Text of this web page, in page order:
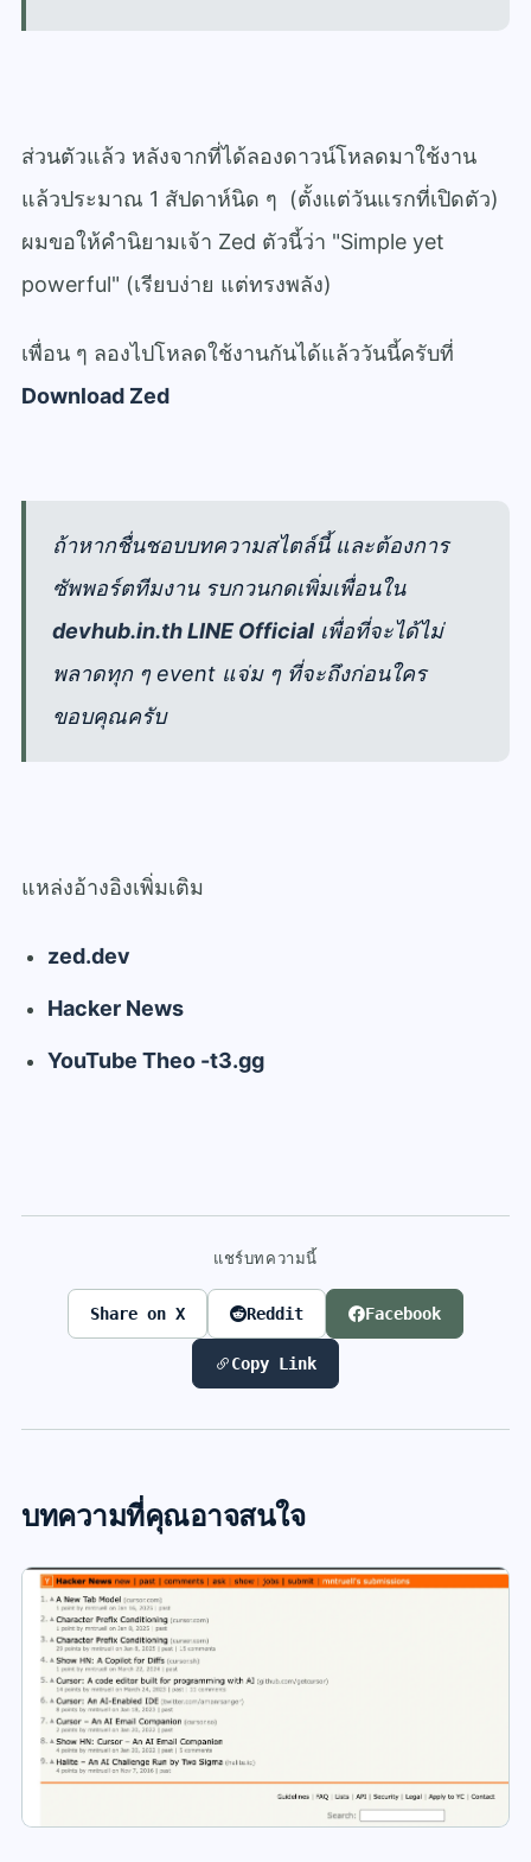
ส่วนตัวแล้ว หลังจากที่ได้ลองดาวน์โหลดมาใช้งาน
แล้วประมาณ 1 สัปดาห์นิด ๆ (ตั้งแต่วันแรกที่เปิดตัว)
ผมขอให้คำนิยามเจ้า Zed ตัวนี้ว่า "Simple yet
powerful" (เรียบง่าย แต่ทรงพลัง)
เพื่อน ๆ ลองไปโหลดใช้งานกันได้แล้ววันนี้ครับที่
Download Zed
ถ้าหากชื่นชอบบทความสไตล์นี้ และต้องการ
ซัพพอร์ตทีมงาน รบกวนกดเพิ่มเพื่อนใน
devhub.in.th LINE Official เพื่อที่จะได้ไม่
พลาดทุก ๆ event แจ่ม ๆ ที่จะถึงก่อนใคร
ขอบคุณครับ
แหล่งอ้างอิงเพิ่มเติม
zed.dev
Hacker News
YouTube Theo -t3.gg
แชร์บทความนี้
Share on X Reddit Facebook
Copy Link
บทความที่คุณอาจสนใจ